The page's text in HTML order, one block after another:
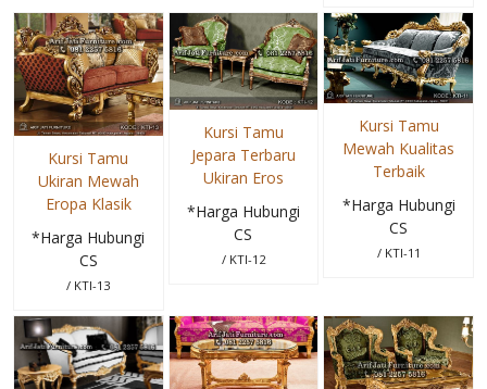
Kursi Tamu
Ukiran Mewah
Eropa Klasik
*Harga Hubungi
CS
/ KTI-13
Kursi Tamu
Jepara Terbaru
Ukiran Eros
*Harga Hubungi
CS
/ KTI-12
Kursi Tamu
Mewah Kualitas
Terbaik
*Harga Hubungi
CS
/ KTI-11